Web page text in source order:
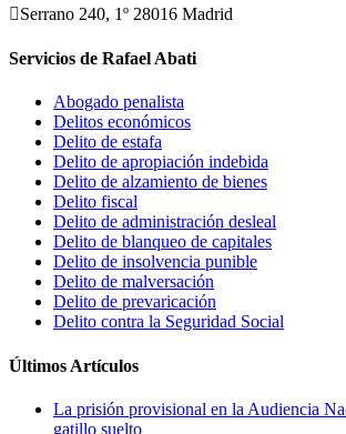
Serrano 240, 1º 28016 Madrid
Servicios de Rafael Abati
Abogado penalista
Delitos económicos
Delito de estafa
Delito de apropiación indebida
Delito de alzamiento de bienes
Delito fiscal
Delito de administración desleal
Delito de blanqueo de capitales
Delito de insolvencia punible
Delito de malversación
Delito de prevaricación
Delito contra la Seguridad Social
Últimos Artículos
La prisión provisional en la Audiencia
gatillo suelto